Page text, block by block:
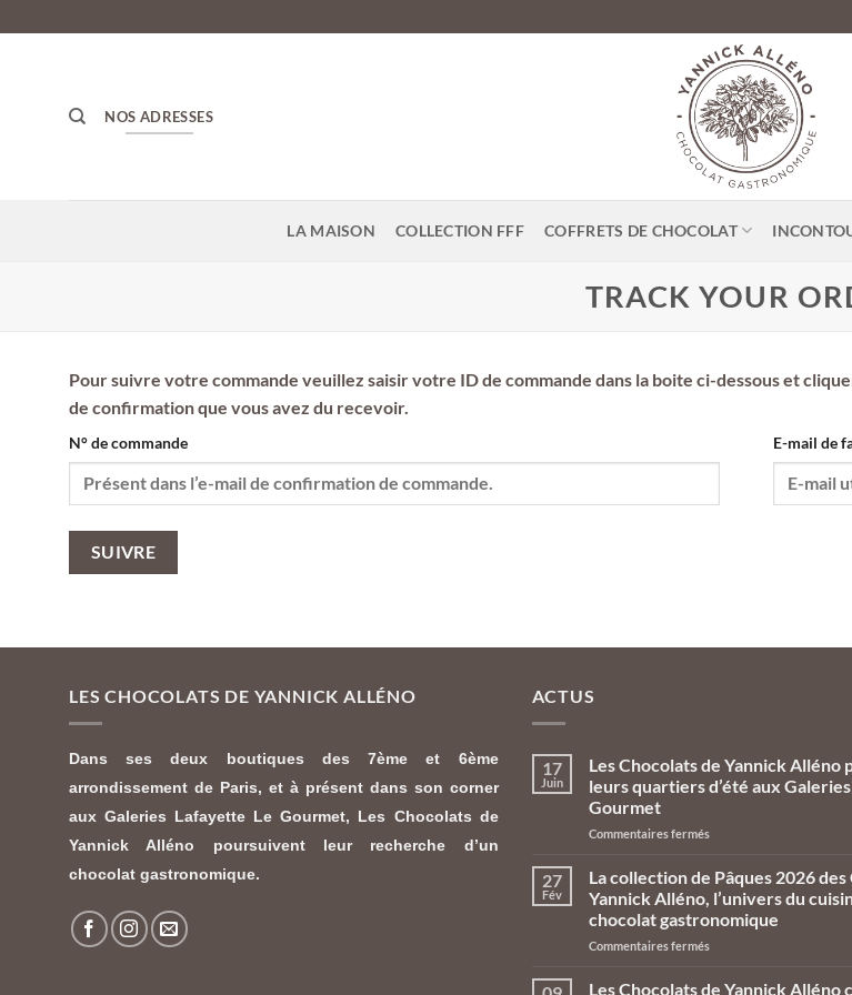
au
NOS ADRESSES
LA MAISON COLLECTION FFF COFFRETS DE CHOCOLAT
TRACK YOUR
Pour suivre votre commande veuillez saisir votre ID de commande dans la boite ci-dessous et
de confirmation que vous avez du recevoir.
N° de commande E-mail de
SUIVRE
LES CHOCOLATS DE YANNICK ALLÉNO
Dans ses deux boutiques des 7ème et 6ème
arrondissement de Paris, et à présent dans son corner
aux Galeries Lafayette Le Gourmet, Les Chocolats de
Yannick Alléno poursuivent leur recherche d’un
chocolat gastronomique.
ACTUS
17
Juin
Les Chocolats de Yannick Alléno
leurs quartiers d’été aux
Gourmet
Commentaires ferméssur
Chocolats
de
Yannick
Alléno
prennent
quartiers
27
Fév
La collection de Pâques 2026
Yannick Alléno, l’univers du
chocolat gastronomique
Commentaires ferméssur
collection
Les Chocolats de Yannick Alléno